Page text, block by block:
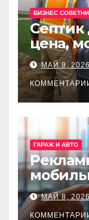
БИЗНЕС
Септик
цена,
МАЙ 9, 2026
ГАРАЖ И АВТО
МАЙ 8,